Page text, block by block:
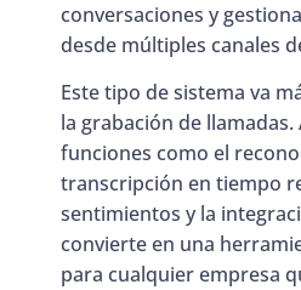
conversaciones y
desde múltiples canales
Este tipo de sistema va
la grabación de llamadas.
funciones como el
transcripción en tiempo
sentimientos y la
convierte en una
para cualquier empresa